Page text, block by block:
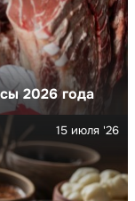
2026 года
15 июля '26